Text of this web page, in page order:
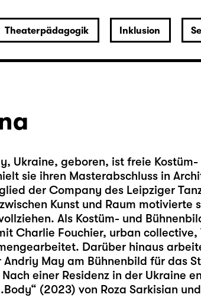
Theaterpädagogik Inklusion
Ukraine, geboren, ist freie
sie ihren Masterabschluss in
der Company des Leipziger
Kunst und Raum motivierte
Als Kostüm- und
Charlie Fouchier, urban collective,
Darüber hinaus
May am Bühnenbild für das
einer Residenz in der Ukraine
(2023) von Roza Sarkisian